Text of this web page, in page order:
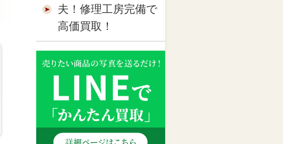
夫！修理工房完備で
高価買取！